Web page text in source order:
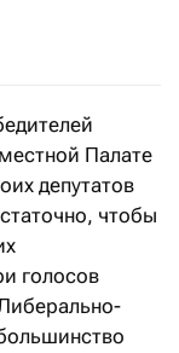
Палате
депутатов
чтобы
голосов